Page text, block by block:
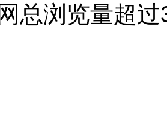
总浏览量超